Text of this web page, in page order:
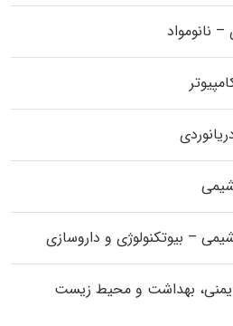
نانومواد
– بیوتکنولوژی و داروسازی
بهداشت و محیط زیست